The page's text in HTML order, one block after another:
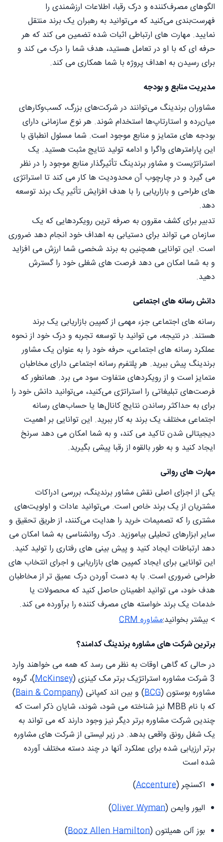
الگوهای مصرف‌کننده و درک رقبا، اطلاعات ارزشمندی را
فهرست‌بندی می‌کنید که می‌توانید به رهبران یک برند منتقل
نمایید. مهارت های ارتباطی اثبات شده تضمین می کند که هر
حرفه ای که با او در تعامل هستید، هدف شما را درک می کند و
برای رسیدن به اهداف پروژه با شما همکاری می کند.
مدیریت منابع و بودجه
مشاوران برندینگ می‌توانند در شرکت‌های بزرگ، کسب‌وکارهای
میان‌رده و استارتاپ‌ها استخدام شوند. هر نوع سازمانی دارای
بودجه های متمایز و منابع موجود است. شما مسئول انطباق با
این پارامترهای واگرا و ادامه تولید نتایج مثبت هستید. یک
استراتژیست و مشاور برندینگ تأثیرگذار منابع موجود را در نظر
می گیرد و در چارچوب آن محدودیت ها کار می کند تا استراتژی
های طراحی و بازاریابی را با هدف افزایش تأثیر یک برند توسعه
دهد.
تدبیر برای کشف مقرون به صرفه ترین رویکردهایی که یک
سازمان می تواند برای دستیابی به اهداف خود انجام دهد ضروری
است. این توانایی همچنین به برند شخصی شما ارزش می افزاید
و به شما امکان می دهد فرصت های شغلی خود را گسترش
دهید.
دانش رسانه های اجتماعی
رسانه های اجتماعی جزء مهمی از کمپین بازاریابی یک برند
هستند. در نتیجه، می توانید با توسعه تجربه و درک خود از نحوه
عملکرد رسانه های اجتماعی، حرفه خود را به عنوان یک مشاور
برندینگ پیش ببرید. هر پلتفرم رسانه اجتماعی دارای مخاطبان
متمایز است و از رویکردهای متفاوت سود می برد. همانطور که
فرصت‌های تبلیغاتی را استراتژی می‌کنید، می‌توانید دانش خود را
برای به حداکثر رساندن نتایج کانال‌ها یا حساب‌های رسانه
اجتماعی مختلف یک برند به کار ببرید. این توانایی بر اهمیت
دیجیتالی شدن تاکید می کند، و به شما امکان می دهد سرنخ
ایجاد کنید و به طور بالقوه از رقبا پیشی بگیرید.
مهارت های روانی
یکی از اجزای اصلی نقش مشاور برندینگ، بررسی ادراکات
مشتریان از یک برند خاص است. می‌توانید عادات و اولویت‌های
مشتری را که تصمیمات خرید را هدایت می‌کنند، از طریق تحقیق و
سایر ابزارهای تحلیلی بیاموزید. درک روانشناسی به شما امکان می
دهد ارتباطات ایجاد کنید و پیش بینی های رفتاری را تولید کنید.
این توانایی برای ایجاد کمپین های بازاریابی و اجرای انتخاب های
طراحی ضروری است. با به دست آوردن درک عمیق تر از مخاطبان
هدف خود، می توانید اطمینان حاصل کنید که محصولات یا
خدمات یک برند خواسته های مصرف کننده را برآورده می کند.
> بیشتر بخوانید:مشاوره CRM
برترین شرکت های مشاوره برندینگ کدامند؟
در حالی که گاهی اوقات به نظر می رسد که همه می خواهند وارد
3 شرکت مشاوره استراتژیک برتر مک کینزی (
McKinsey)، گروه
مشاوره بوستون (BCG) و بین اند کمپانی (Bain & Company
)
که با نام MBB نیز شناخته می شود، شوند، شایان ذکر است که
چندین شرکت مشاوره برتر دیگر نیز وجود دارند که می تواند به
یک شغل رونق واقعی بدهد. در زیر لیستی از شرکت های مشاوره
برتر ارزیابی شده برای عملکرد آنها در چند دسته مختلف آورده
شده است
اکسنچر (Accenture
)
الیور وایمن (Oliver Wyman
)
بوز آلن همیلتون (Booz Allen Hamilton
)